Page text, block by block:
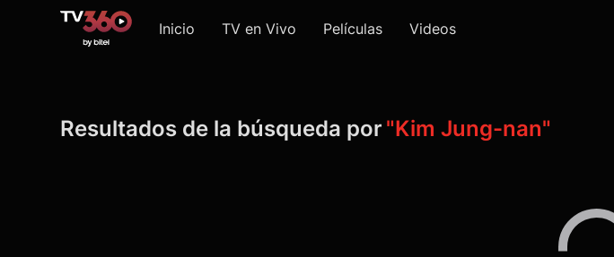
Inicio TV en Vivo Películas Videos
Resultados de la búsqueda por "Kim Jung-nan"